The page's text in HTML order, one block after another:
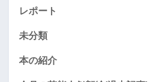
レポート
未分類
本の紹介